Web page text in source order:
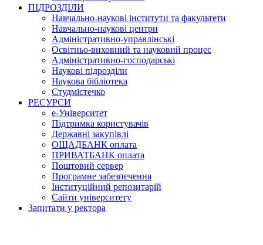
ПІДРОЗДІЛИ
Навчально-наукові інститути та факультети
Навчально-наукові центри
Адміністративно-управлінські
Освітньо-виховний та науковий процес
Адміністративно-господарські
Наукові підрозділи
Наукова бібліотека
Студмістечко
РЕСУРСИ
е-Університет
Підтримка користувачів
Державні закупівлі
ОЩАДБАНК оплата
ПРИВАТБАНК оплата
Поштовий сервер
Програмне забезпечення
Інституційний репозитарій
Сайти університету
Запитати у ректора